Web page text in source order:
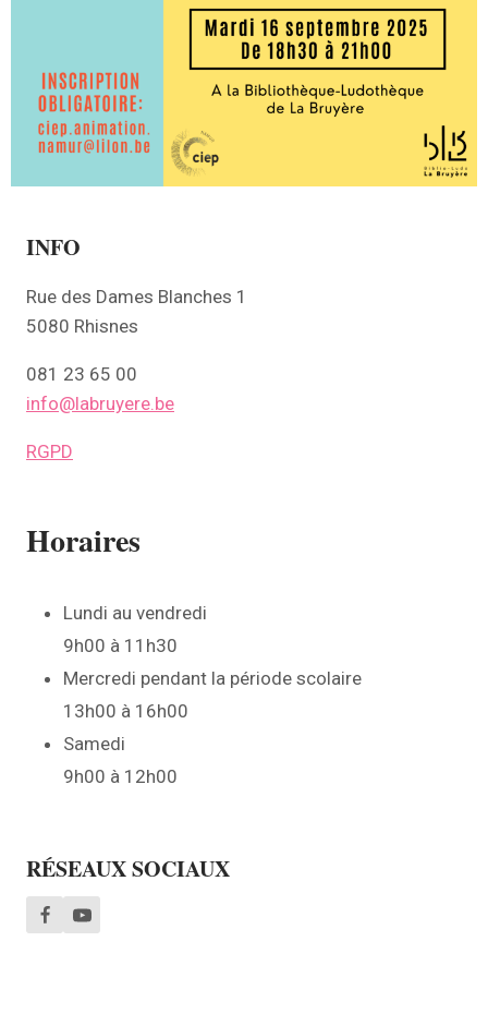
INFO
Rue des Dames Blanches 1
5080 Rhisnes
081 23 65 00
info@labruyere.be
RGPD
Horaires
Lundi au vendredi
9h00 à 11h30
Mercredi pendant la période scolaire
13h00 à 16h00
Samedi
9h00 à 12h00
RÉSEAUX SOCIAUX